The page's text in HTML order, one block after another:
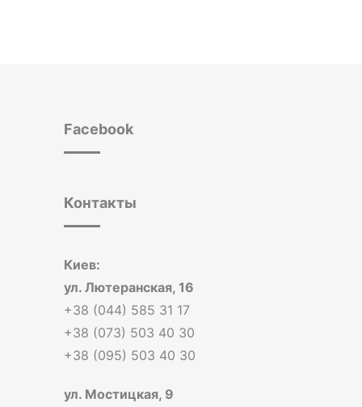
Facebook
Контакты
Киев:
ул. Лютеранская, 16
+38 (044) 585 31 17
+38 (073) 503 40 30
+38 (095) 503 40 30
ул. Мостицкая, 9